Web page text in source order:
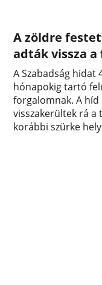
A zöldre
adták vissza
A Szabadság hidat
hónapokig tartó
forgalomnak. A
visszakerültek rá a
korábbi szürke